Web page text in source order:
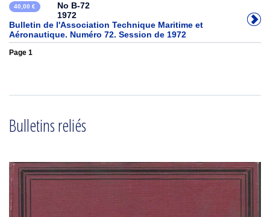
40,00 €
No B-72
1972
Bulletin de l'Association Technique Maritime et
Aéronautique. Numéro 72. Session de 1972
Page 1
Bulletins reliés